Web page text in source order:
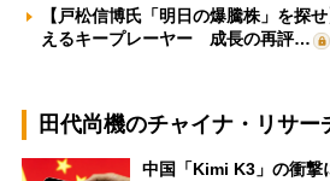
【戸松信博氏「明日の爆騰株」を探
えるキープレーヤー 成長の再評…
田代尚機のチャイナ・リサー
中国「Kimi K3」の衝撃